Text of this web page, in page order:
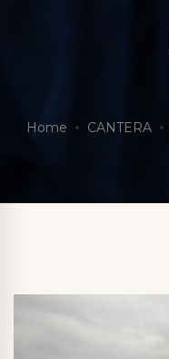
Home CANTERA